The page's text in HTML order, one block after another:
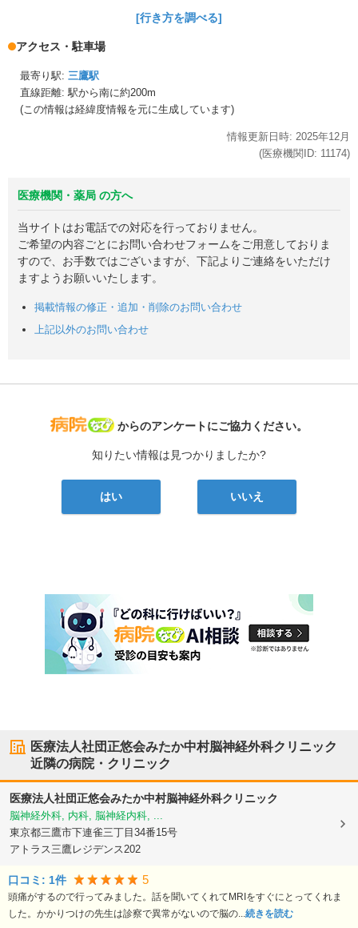
[行き方を調べる]
アクセス・駐車場
最寄り駅: 三鷹駅
直線距離: 駅から南に約200m
(この情報は経緯度情報を元に生成しています)
情報更新日時: 2025年12月
(医療機関ID: 11174)
医療機関・薬局 の方へ
当サイトはお電話での対応を行っておりません。
ご希望の内容ごとにお問い合わせフォームをご用意しておりま
すので、お手数ではございますが、下記よりご連絡をいただけ
ますようお願いいたします。
掲載情報の修正・追加・削除のお問い合わせ
上記以外のお問い合わせ
病院なび
からのアンケートにご協力ください。
知りたい情報は見つかりましたか?
はい いいえ
医療法人社団正悠会みたか中村脳神経外科クリニック
近隣の病院・クリニック
医療法人社団正悠会みたか中村脳神経外科クリニック
脳神経外科, 内科, 脳神経内科, ...
東京都三鷹市下連雀三丁目34番15号
アトラス三鷹レジデンス202
口コミ: 1件 5
頭痛がするので行ってみました。話を聞いてくれてMRIをすぐにとってくれま
した。かかりつけの先生は診察で異常がないので脳の... 続きを読む